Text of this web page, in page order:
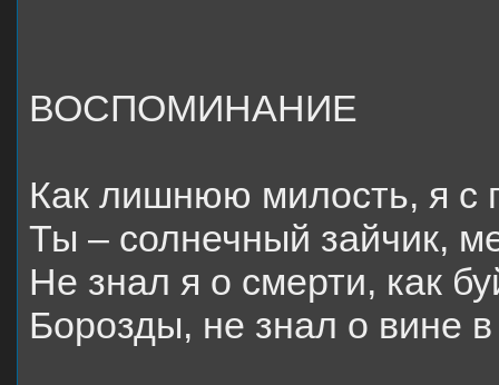
ВОСПОМИНАНИЕ
Как лишнюю милость, я с
Ты – солнечный зайчик,
Не знал я о смерти, как
Борозды, не знал о вине